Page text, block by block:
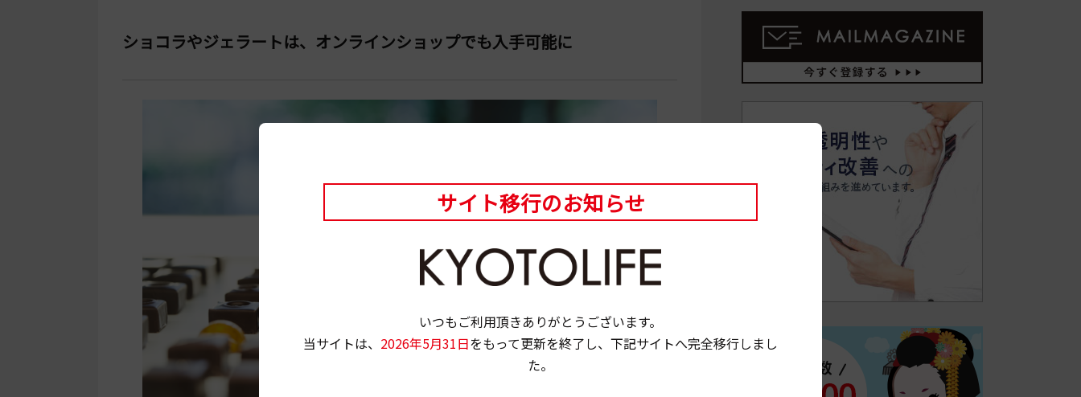
ショコラやジェラートは、オンラインショップでも入手可能に
サイト移行のお知らせ
いつもご利用頂きありがとうございます。
当サイトは、 2026年5月31日をもって更新を終了し、下記サイトへ完全移行しまし
た。